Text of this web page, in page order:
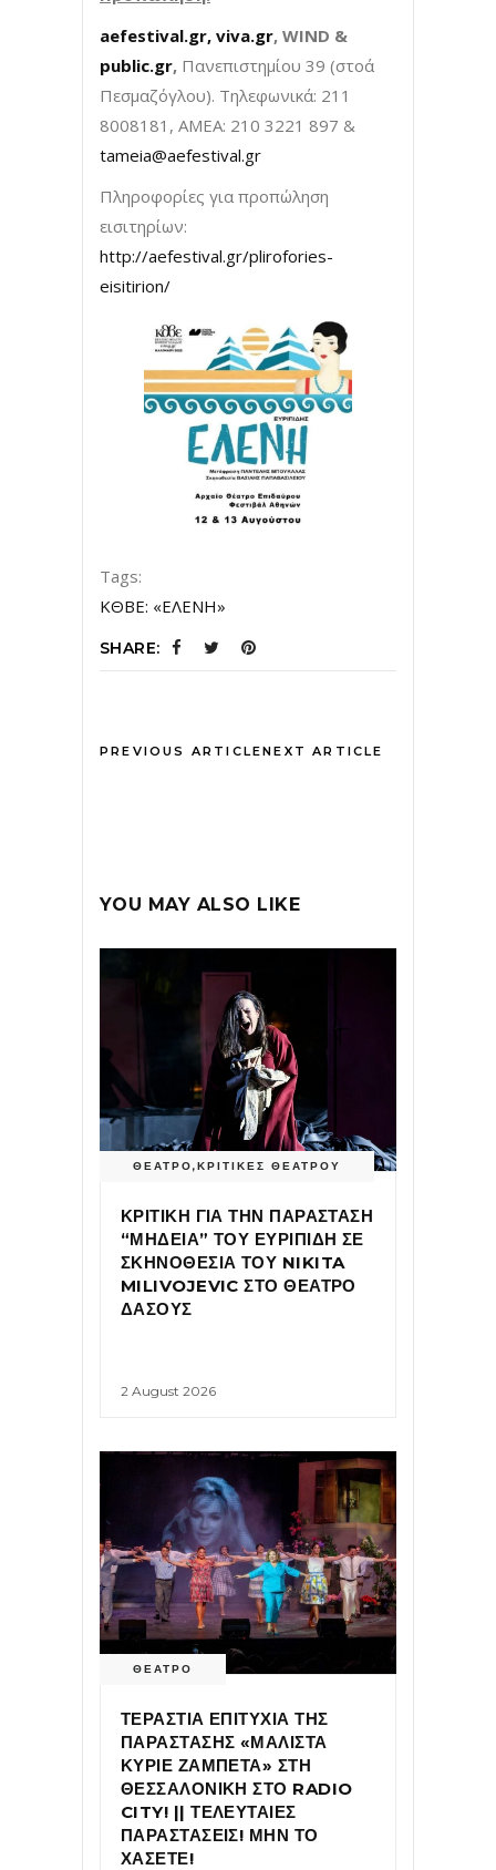
aefestival.gr, viva.gr, WIND &
public.gr, Πανεπιστημίου 39 (στοά
Πεσμαζόγλου). Τηλεφωνικά: 211
8008181, ΑΜΕΑ: 210 3221 897 &
tameia@aefestival.gr
Πληροφορίες για προπώληση
εισιτηρίων:
http://aefestival.gr/plirofories-
eisitirion/
Tags:
ΚΘΒΕ: «ΕΛΕΝΗ»
SHARE:
PREVIOUS ARTICLENEXT ARTICLE
YOU MAY ALSO LIKE
ΘΕΑΤΡΟ,ΚΡΙΤΙΚΕΣ ΘΕΑΤΡΟΥ
ΚΡΙΤΙΚΗ ΓΙΑ ΤΗΝ ΠΑΡΑΣΤΑΣΗ
“ΜΗΔΕΙΑ” ΤΟΥ ΕΥΡΙΠΙΔΗ ΣΕ
ΣΚΗΝΟΘΕΣΙΑ ΤΟΥ NIKITA
MILIVOJEVIC ΣΤΟ ΘΕΑΤΡΟ
ΔΑΣΟΥΣ
2 August 2026
ΘΕΑΤΡΟ
ΤΕΡΑΣΤΙΑ ΕΠΙΤΥΧΙΑ ΤΗΣ
ΠΑΡΑΣΤΑΣΗΣ «ΜΑΛΙΣΤΑ
ΚΥΡΙΕ ΖΑΜΠΕΤΑ» ΣΤΗ
ΘΕΣΣΑΛΟΝΙΚΗ ΣΤΟ RADIO
CITY! || ΤΕΛΕΥΤΑΙΕΣ
ΠΑΡΑΣΤΑΣΕΙΣ! ΜΗΝ ΤΟ
ΧΑΣΕΤΕ!